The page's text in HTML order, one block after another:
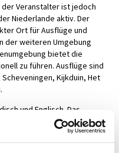
Veranstalter ist jedoch
Niederlande aktiv. Der
Ort für Ausflüge und
der weiteren Umgebung
bietet die
zu führen. Ausflüge sind
Kijkduin, Het
und Englisch. Das
Englisch und Deutsch